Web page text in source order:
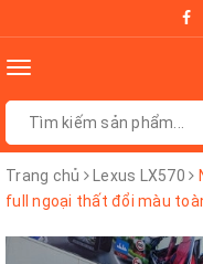
Toggle
Trang chủ Lexus LX570
full ngoại thất đổi màu